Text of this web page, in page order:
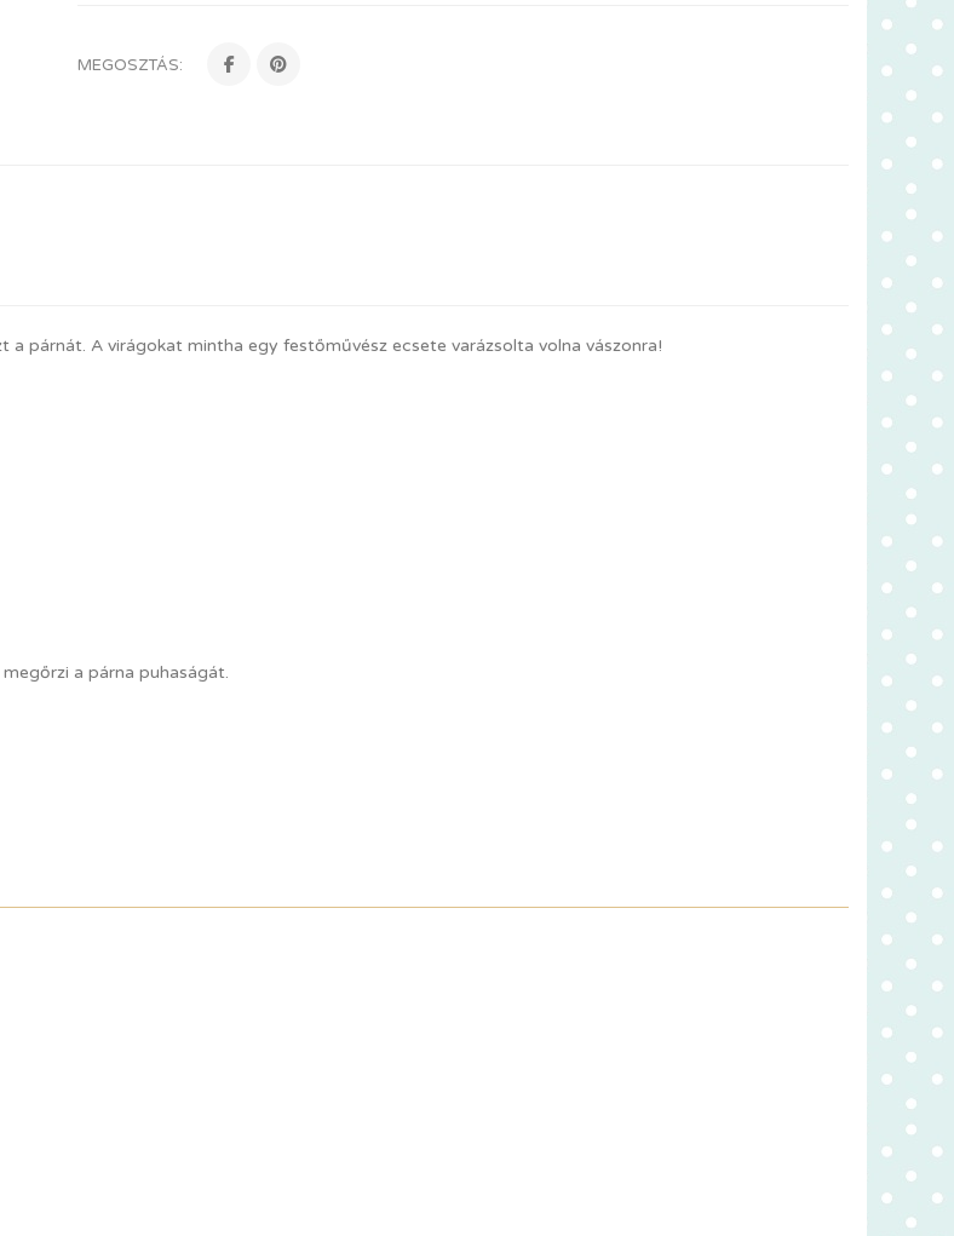
MEGOSZTÁS:
párnát. A virágokat mintha egy festőművész ecsete varázsolta volna vászonra!
a párna puhaságát.